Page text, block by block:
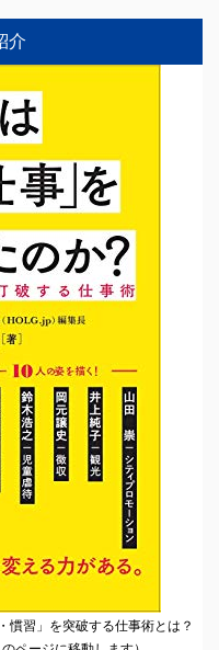
介
慣習」を突破する仕事術とは？